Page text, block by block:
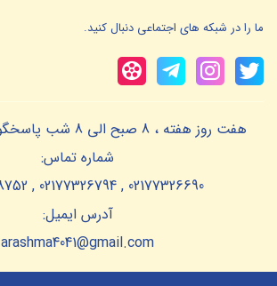
ما را در شبکه های اجتماعی دنبال کنید.
هفت روز هفته ، 8 صبح الی 8 شب پاسخگوی شما هستیم.
شماره تماس:
02177326690 , 02177326794 , 09122868752
آدرس ایمیل:
arashma4041@gmail.com